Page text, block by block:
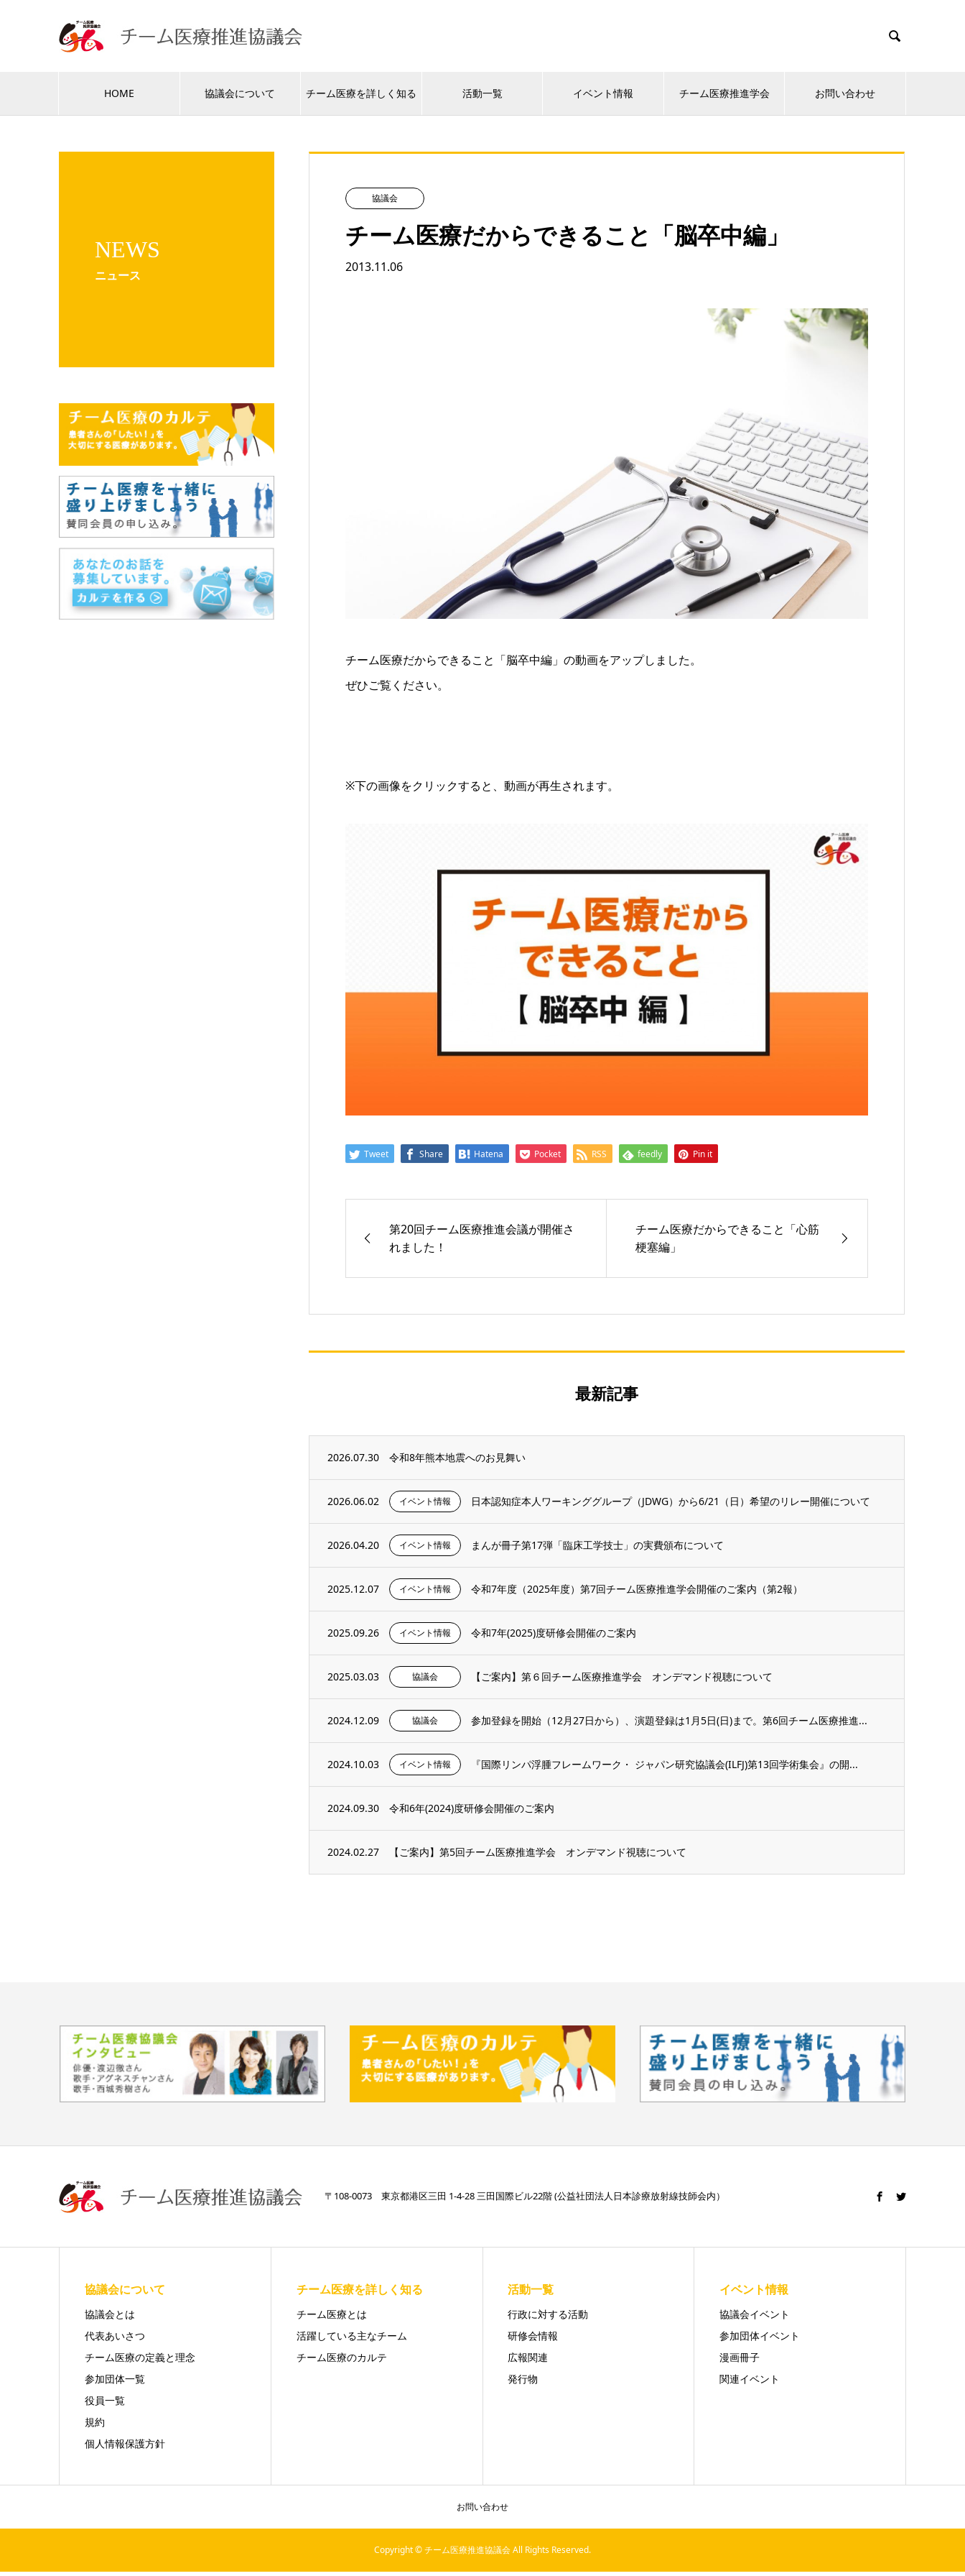

HOME 協議会について チーム医療を詳しく知る 活動一覧 イベント情報 チーム医療推進学会 お問い合わせ
NEWS
ニュース
協議会
チーム医療だからできること「脳卒中編」
2013.11.06
チーム医療だからできること「脳卒中編」の動画をアップしました。
ぜひご覧ください。
※下の画像をクリックすると、動画が再生されます。
Tweet Share Hatena Pocket RSS feedly Pin it
第20回チーム医療推進会議が開催さ
れました！
チーム医療だからできること「心筋
梗塞編」
最新記事
2026.07.30 令和8年熊本地震へのお見舞い
2026.06.02 イベント情報 日本認知症本人ワーキンググループ（JDWG）から6/21（日）希望のリレー開催について
2026.04.20 イベント情報 まんが冊子第17弾「臨床工学技士」の実費頒布について
2025.12.07 イベント情報 令和7年度（2025年度）第7回チーム医療推進学会開催のご案内（第2報）
2025.09.26 イベント情報 令和7年(2025)度研修会開催のご案内
2025.03.03 協議会 【ご案内】第６回チーム医療推進学会 オンデマンド視聴について
2024.12.09 協議会 参加登録を開始（12月27日から）、演題登録は1月5日(日)まで。第6回チーム医療推進...
2024.10.03 イベント情報 『国際リンパ浮腫フレームワーク・ ジャパン研究協議会(ILFJ)第13回学術集会』の開...
2024.09.30 令和6年(2024)度研修会開催のご案内
2024.02.27 【ご案内】第5回チーム医療推進学会 オンデマンド視聴について
〒108-0073 東京都港区三田 1-4-28 三田国際ビル22階 (公益社団法人日本診療放射線技師会内）
協議会について
協議会とは
代表あいさつ
チーム医療の定義と理念
参加団体一覧
役員一覧
規約
個人情報保護方針
チーム医療を詳しく知る
チーム医療とは
活躍している主なチーム
チーム医療のカルテ
活動一覧
行政に対する活動
研修会情報
広報関連
発行物
イベント情報
協議会イベント
参加団体イベント
漫画冊子
関連イベント
お問い合わせ
Copyright © チーム医療推進協議会 All Rights Reserved.